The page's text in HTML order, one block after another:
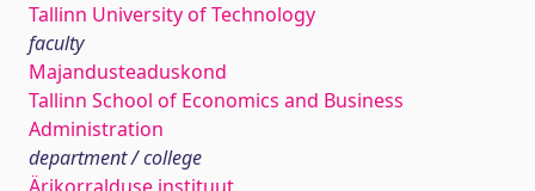
Tallinn University of Technology
faculty
Majandusteaduskond
Tallinn School of Economics and Business
Administration
department / college